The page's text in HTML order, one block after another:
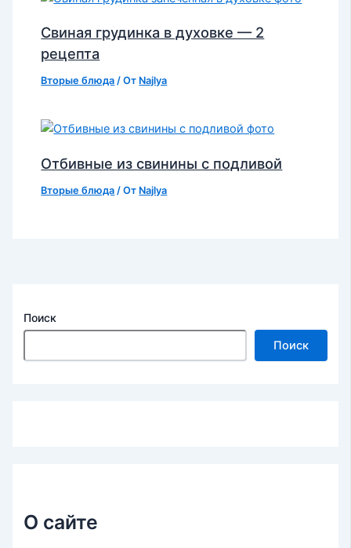
Свиная грудинка в духовке — 2
рецепта
Вторые блюда / От Najlya
Отбивные из свинины с подливой
Вторые блюда / От Najlya
Поиск
Поиск
О сайте